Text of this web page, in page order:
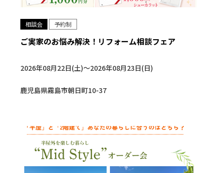
相談会 予約制
ご実家のお悩み解決！リフォーム相談フェア
2026年08月22日(土)〜2026年08月23日(日)
鹿児島県霧島市朝日町10-37